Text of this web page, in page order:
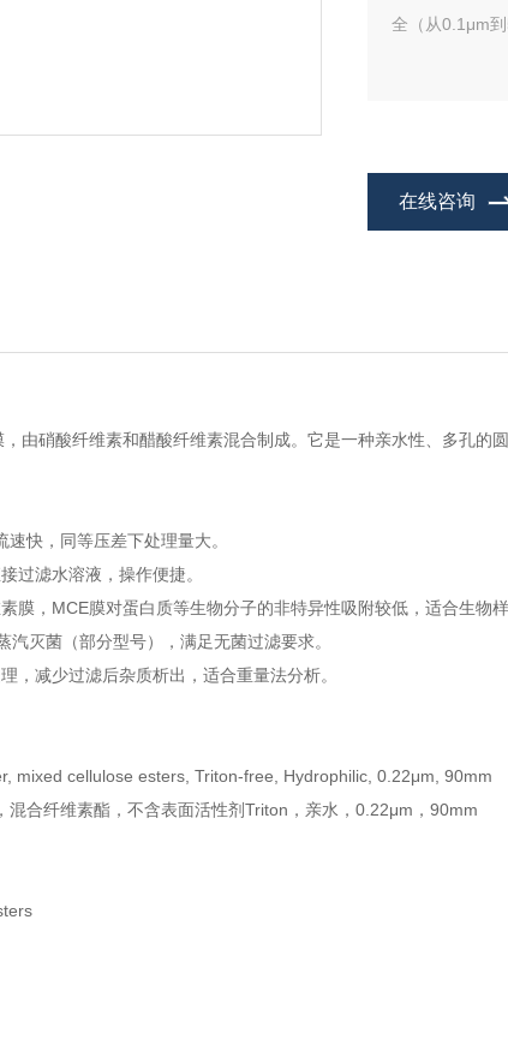
全（从0.1μm
在线咨询
由硝酸纤维素和醋酸纤维素混合制成。它是一种亲水性、多孔的
快，同等压差下处理量大。
过滤水溶液，操作便捷。
膜，MCE膜对蛋白质等生物分子的非特异性吸附较低，适合生物样
灭菌（部分型号），满足无菌过滤要求。
，减少过滤后杂质析出，适合重量法分析。
mixed cellulose esters, Triton-free, Hydrophilic, 0.22μm, 90mm
混合纤维素酯，不含表面活性剂Triton，亲水，0.22μm，90mm